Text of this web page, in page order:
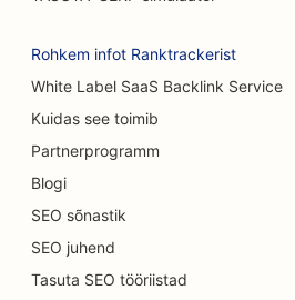
SEO autopesulate jaoks
SEO kohvikutele
SEO vaipade ja
kauplustele
SEO Casual Dining restoranidele
SEO keemilise koorimise
SEO kassikohvikutele
Rohkem infot Ranktrackerist
White Label SaaS Backlink Service
Kuidas see toimib
Partnerprogramm
Blogi
SEO sõnastik
SEO juhend
Tasuta SEO tööriistad